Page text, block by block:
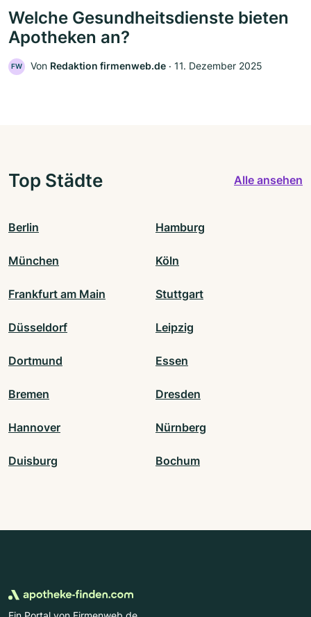
Welche Gesundheitsdienste bieten
Apotheken an?
FW Von Redaktion firmenweb.de ‧ 11. Dezember 2025
Top Städte Alle ansehen
Berlin Hamburg
München Köln
Frankfurt am Main Stuttgart
Düsseldorf Leipzig
Dortmund Essen
Bremen Dresden
Hannover Nürnberg
Duisburg Bochum